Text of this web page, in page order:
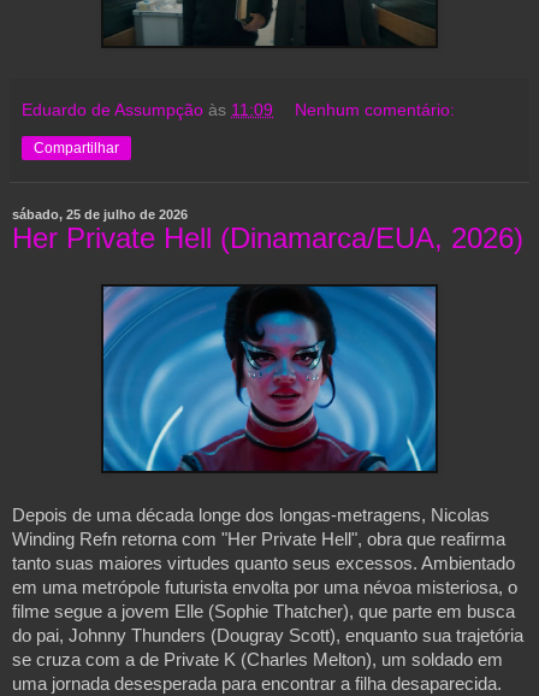
Eduardo de Assumpção às 11:09 Nenhum comentário:
Compartilhar
sábado, 25 de julho de 2026
Her Private Hell (Dinamarca/EUA, 2026)
Depois de uma década longe dos longas-metragens, Nicolas
Winding Refn retorna com "Her Private Hell", obra que reafirma
tanto suas maiores virtudes quanto seus excessos. Ambientado
em uma metrópole futurista envolta por uma névoa misteriosa, o
filme segue a jovem Elle (Sophie Thatcher), que parte em busca
do pai, Johnny Thunders (Dougray Scott), enquanto sua trajetória
se cruza com a de Private K (Charles Melton), um soldado em
uma jornada desesperada para encontrar a filha desaparecida.